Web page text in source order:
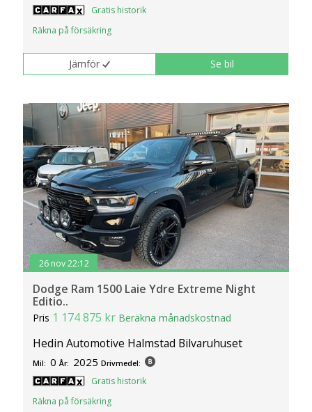
Gratis historik
Räkna på försäkring
Jämför Se bil
26 nov 22:12
Dodge Ram 1500 Laie Ydre Extreme Night
Editio..
Pris 1 174 875 kr Beräkna månadskostnad
Hedin Automotive Halmstad Bilvaruhuset
Mil: 0 År: 2025 Drivmedel:
Gratis historik
Räkna på försäkring